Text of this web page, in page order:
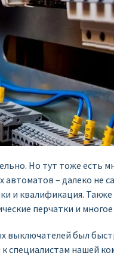
Но тут тоже есть
– далеко не
и квалификация. Также
перчатки и многое
выключателей был
специалистам нашей